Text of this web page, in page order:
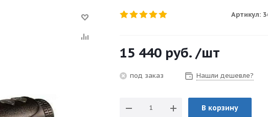
Артикул:
15 440 руб. /шт
под заказ Нашли дешевле?
В корзину